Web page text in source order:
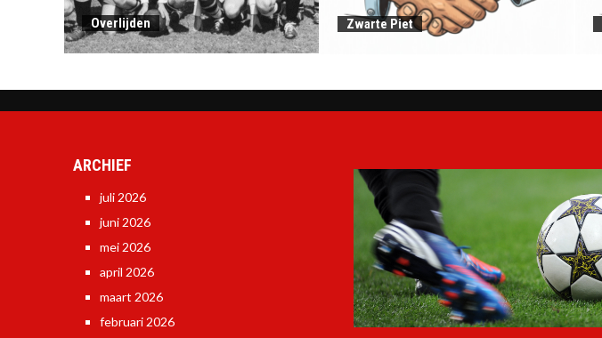
Overlijden Zwarte Piet
ARCHIEF
juli 2026
juni 2026
mei 2026
april 2026
maart 2026
februari 2026